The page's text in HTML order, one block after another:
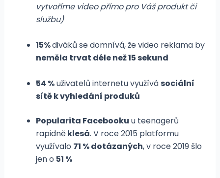
vytvoříme video přímo pro Váš produkt či
službu)
15%diváků se domnívá, že video reklama by
neměla trvat déle než 15 sekund
54 %uživatelů internetu využívásociální
sítě k vyhledání produků
Popularita Facebooku u teenagerů
rapidněklesá. V roce 2015 platformu
využívalo 71 % dotázaných, v roce 2019 šlo
jen o 51 %